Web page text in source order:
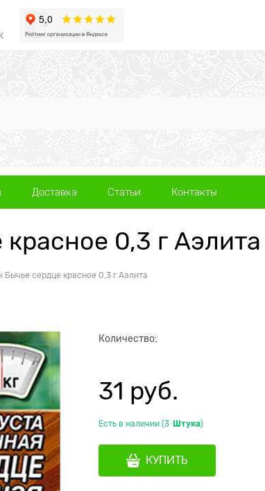
Доставка Статьи Контакты
0,3 г Аэлита
Бычье сердце красное 0,3 г Аэлита
Количество:
31 руб.
Есть в наличии (3 Штука)
КУПИТЬ